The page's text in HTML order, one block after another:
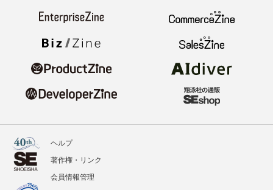
ヘルプ
著作権・リンク
会員情報管理